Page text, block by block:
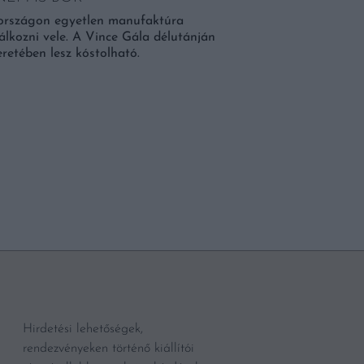
egyetlen manufaktúra
vele. A Vince Gála délutánján
lesz kóstolható.
Hirdetési lehetőségek,
rendezvényeken történő kiállítói